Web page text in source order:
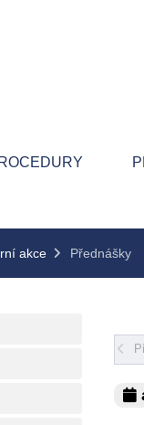
akce Přednášky